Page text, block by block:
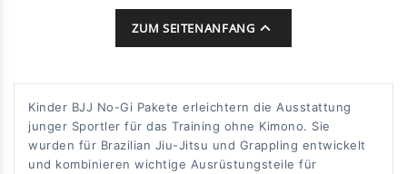
ZUM SEITENANFANG 
Kinder BJJ No-Gi Pakete erleichtern die Ausstattung
junger Sportler für das Training ohne Kimono. Sie
wurden für Brazilian Jiu-Jitsu und Grappling entwickelt
und kombinieren wichtige Ausrüstungsteile für